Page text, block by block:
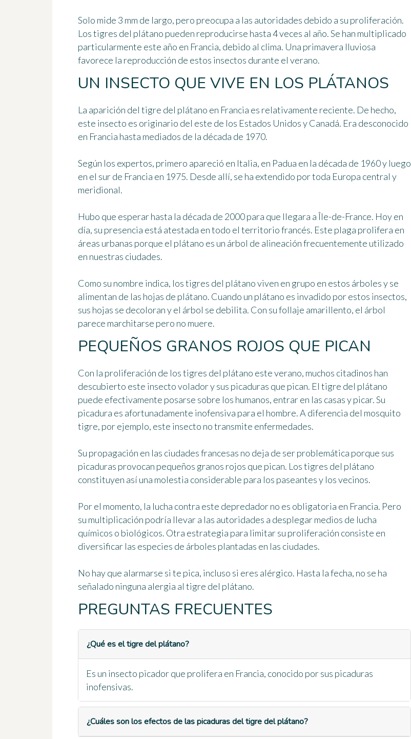
Solo mide 3 mm de largo, pero preocupa a las autoridades debido a su proliferación.
Los tigres del plátano pueden reproducirse hasta 4 veces al año. Se han multiplicado
particularmente este año en Francia, debido al clima. Una primavera lluviosa
favorece la reproducción de estos insectos durante el verano.
UN INSECTO QUE VIVE EN LOS PLÁTANOS
La aparición del tigre del plátano en Francia es relativamente reciente. De hecho,
este insecto es originario del este de los Estados Unidos y Canadá. Era desconocido
en Francia hasta mediados de la década de 1970.
Según los expertos, primero apareció en Italia, en Padua en la década de 1960 y luego
en el sur de Francia en 1975. Desde allí, se ha extendido por toda Europa central y
meridional.
Hubo que esperar hasta la década de 2000 para que llegara a Île-de-France. Hoy en
día, su presencia está atestada en todo el territorio francés. Este plaga prolifera en
áreas urbanas porque el plátano es un árbol de alineación frecuentemente utilizado
en nuestras ciudades.
Como su nombre indica, los tigres del plátano viven en grupo en estos árboles y se
alimentan de las hojas de plátano. Cuando un plátano es invadido por estos insectos,
sus hojas se decoloran y el árbol se debilita. Con su follaje amarillento, el árbol
parece marchitarse pero no muere.
PEQUEÑOS GRANOS ROJOS QUE PICAN
Con la proliferación de los tigres del plátano este verano, muchos citadinos han
descubierto este insecto volador y sus picaduras que pican. El tigre del plátano
puede efectivamente posarse sobre los humanos, entrar en las casas y picar. Su
picadura es afortunadamente inofensiva para el hombre. A diferencia del mosquito
tigre, por ejemplo, este insecto no transmite enfermedades.
Su propagación en las ciudades francesas no deja de ser problemática porque sus
picaduras provocan pequeños granos rojos que pican. Los tigres del plátano
constituyen así una molestia considerable para los paseantes y los vecinos.
Por el momento, la lucha contra este depredador no es obligatoria en Francia. Pero
su multiplicación podría llevar a las autoridades a desplegar medios de lucha
químicos o biológicos. Otra estrategia para limitar su proliferación consiste en
diversificar las especies de árboles plantadas en las ciudades.
No hay que alarmarse si te pica, incluso si eres alérgico. Hasta la fecha, no se ha
señalado ninguna alergia al tigre del plátano.
PREGUNTAS FRECUENTES
¿Qué es el tigre del plátano?
Es un insecto picador que prolifera en Francia, conocido por sus picaduras
inofensivas.
¿Cuáles son los efectos de las picaduras del tigre del plátano?